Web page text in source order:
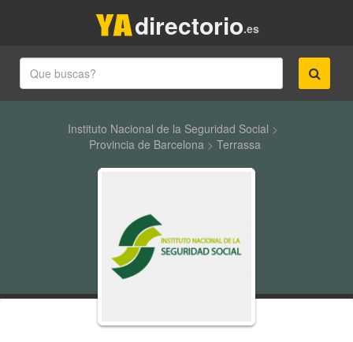
.es
directorio
Instituto Nacional de la Seguridad Social >
Provincia de Barcelona> Terrassa